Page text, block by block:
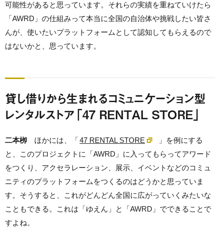
可能性があると思っています。それらの実績を重ねていけたら
「AWRD」の仕組みって本当に全国の自治体や挑戦したい皆さ
んが、使いたいプラットフォームとして認知してもらえるので
はないかと、思っています。
貸し借りから生まれるコミュニケーション型
レンタルストア「47 RENTAL STORE」
二本栁 ほかには、「 47 RENTAL STORE
」を例にする
と、このプロジェクトに「AWRD」に入ってもらってアワード
をつくり、アクセラレーション、展示、イベントなどのコミュ
ニティのプラットフォームをつくるのはどうかと思っていま
す。そうすると、これがどんどん全国に広がっていくみたいな
こともできる。これは「ゆえん」と「AWRD」でできることで
すよね。